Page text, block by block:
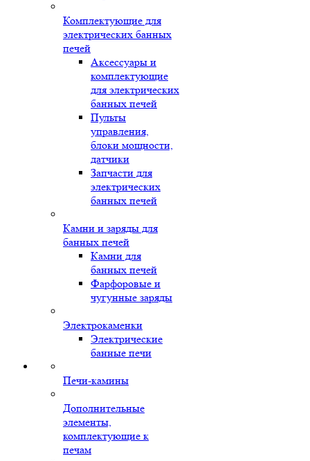
Комплектующие для
электрических банных
печей
Аксессуары и
комплектующие
для электрических
банных печей
Пульты
управления,
блоки мощности,
датчики
Запчасти для
электрических
банных печей
Камни и заряды для
банных печей
Камни для
банных печей
Фарфоровые и
чугунные заряды
Электрокаменки
Электрические
банные печи
Печи-камины
Дополнительные
элементы,
комплектующие к
печам